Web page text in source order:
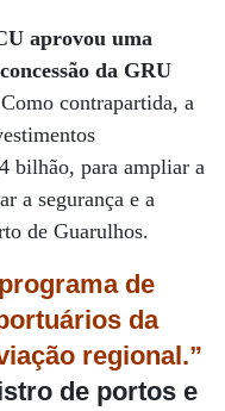
aprovou uma
da GRU
contrapartida, a
bilhão, para ampliar a
a segurança e a
de Guarulhos.
de
da
regional.”
de portos e